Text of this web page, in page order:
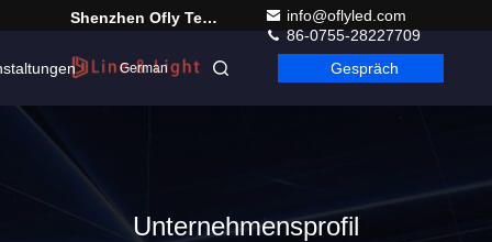
Shenzhen Ofly Technology Co.,Limited
info@oflyled.com
86-0755-28227709
German Gespräch
Unternehmensprofil